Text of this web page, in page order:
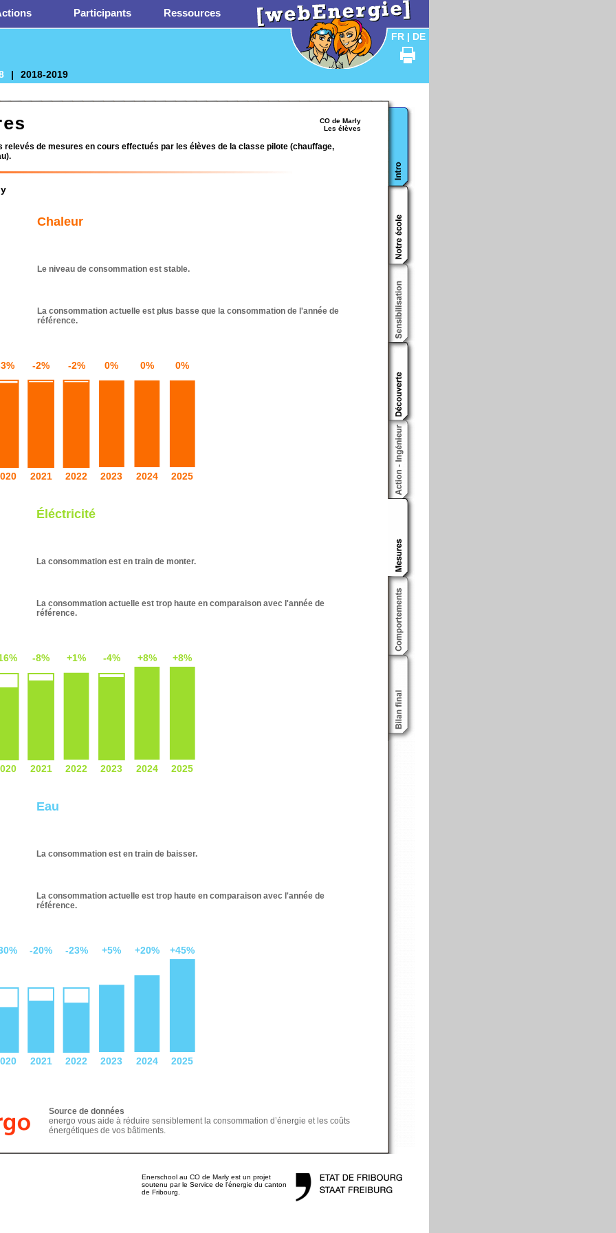
Participants Ressources
FR | DE
| 2018-2019
CO de Marly
Les élèves
relevés de mesures en cours effectués par les élèves de la classe pilote (chauffage,
Chaleur
Le niveau de consommation est stable.
La consommation actuelle est plus basse que la consommation de l'année de
référence.
Éléctricité
La consommation est en train de monter.
La consommation actuelle est trop haute en comparaison avec l'année de
référence.
Eau
La consommation est en train de baisser.
La consommation actuelle est trop haute en comparaison avec l'année de
référence.
Source de données
energo vous aide à réduire sensiblement la consommation d’énergie et les coûts
énergétiques de vos bâtiments.
Enerschool au CO de Marly est un projet
soutenu par le Service de l'énergie du canton
de Fribourg.